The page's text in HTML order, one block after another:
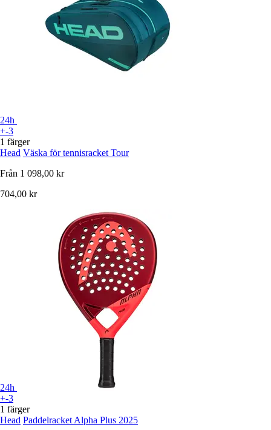
24h
+-3
1 färger
Head Väska för tennisracket Tour
Från 1 098,00 kr
704,00 kr
24h
+-3
1 färger
Head Paddelracket Alpha Plus 2025